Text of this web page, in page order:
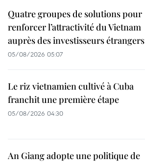
Quatre groupes de solutions pour
renforcer l’attractivité du Vietnam
auprès des investisseurs étrangers
05/08/2026 05:07
Le riz vietnamien cultivé à Cuba
franchit une première étape
05/08/2026 04:30
An Giang adopte une politique de